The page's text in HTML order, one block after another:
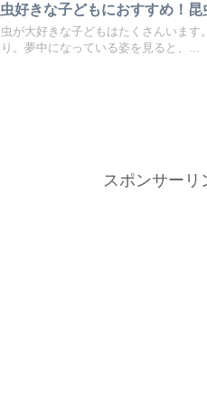
虫好きな子どもにおすすめ！
虫が大好きな子どもはたくさんいま
り。夢中になっている姿を見ると、...
スポンサーリ